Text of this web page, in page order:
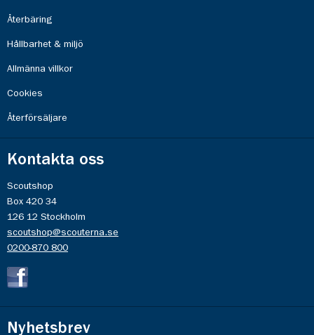
Återbäring
Hållbarhet & miljö
Allmänna villkor
Cookies
Återförsäljare
Kontakta oss
Scoutshop
Box 420 34
126 12 Stockholm
scoutshop@scouterna.se
0200-870 800
Nyhetsbrev